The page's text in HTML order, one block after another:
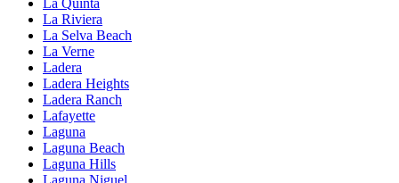
La Riviera
La Selva Beach
La Verne
Ladera
Ladera Heights
Ladera Ranch
Lafayette
Laguna
Laguna Beach
Laguna Hills
Laguna Niguel